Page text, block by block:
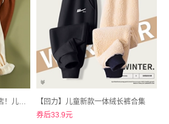
史低价了！！！凡花雨旗舰店！儿童羊羔绒一体绒裤子120-160全尺寸
【回力】儿童新款一体绒长裤合集
券后33.9元